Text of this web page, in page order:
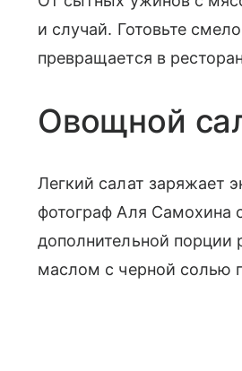
и случай. Готовьте
превращается в
Овощной
Легкий салат заряжает
фотограф Аля Самохина
дополнительной порции
маслом с черной солью